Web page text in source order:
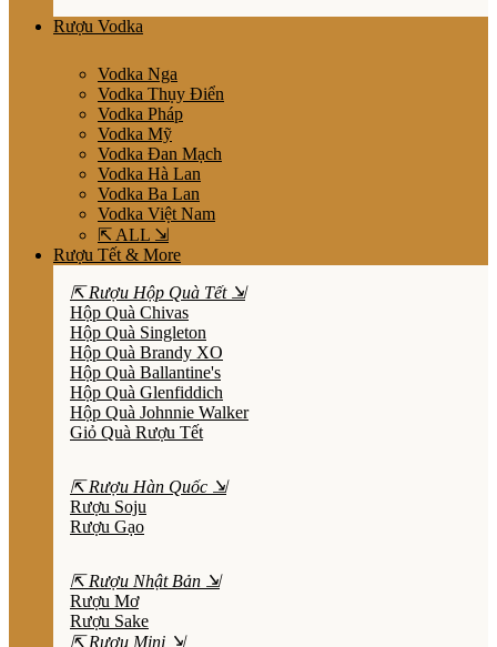
Rượu Vodka
Vodka Nga
Vodka Thụy Điển
Vodka Pháp
Vodka Mỹ
Vodka Đan Mạch
Vodka Hà Lan
Vodka Ba Lan
Vodka Việt Nam
⇱ ALL ⇲
Rượu Tết & More
⇱ Rượu Hộp Quà Tết ⇲
Hộp Quà Chivas
Hộp Quà Singleton
Hộp Quà Brandy XO
Hộp Quà Ballantine's
Hộp Quà Glenfiddich
Hộp Quà Johnnie Walker
Giỏ Quà Rượu Tết
⇱ Rượu Hàn Quốc ⇲
Rượu Soju
Rượu Gạo
⇱ Rượu Nhật Bản ⇲
Rượu Mơ
Rượu Sake
⇱ Rượu Mini ⇲